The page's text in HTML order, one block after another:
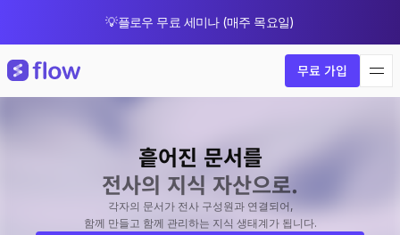
💡플로우 무료 세미나 (매주 목요일)
무료 가입
흩어진 문서를
전사의 지식 자산으로.
각자의 문서가 전사 구성원과 연결되어,
함께 만들고 함께 관리하는 지식 생태계가 됩니다.